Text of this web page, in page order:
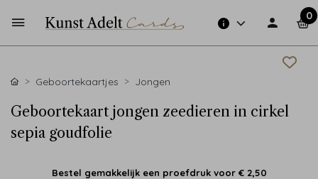
0
Geboortekaartjes Jongen
Geboortekaart jongen zeedieren in cirkel
sepia goudfolie
Bestel gemakkelijk een proefdruk voor € 2,50